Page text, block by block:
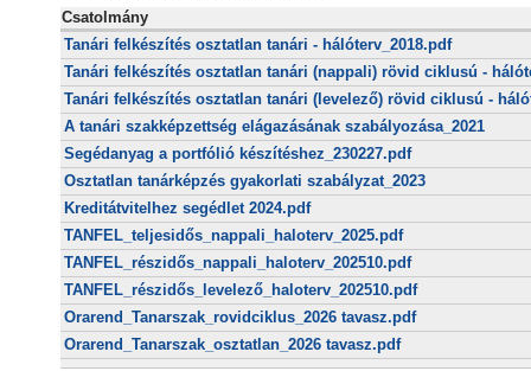
Csatolmány
Tanári felkészítés osztatlan tanári - hálóterv_2018.pdf
Tanári felkészítés osztatlan tanári (nappali) rövid ciklusú -
Tanári felkészítés osztatlan tanári (levelező) rövid ciklusú -
A tanári szakképzettség elágazásának szabályozása_2021
Segédanyag a portfólió készítéshez_230227.pdf
Osztatlan tanárképzés gyakorlati szabályzat_2023
Kreditátvitelhez segédlet 2024.pdf
TANFEL_teljesidős_nappali_haloterv_2025.pdf
TANFEL_részidős_nappali_haloterv_202510.pdf
TANFEL_részidős_levelező_haloterv_202510.pdf
Orarend_Tanarszak_rovidciklus_2026 tavasz.pdf
Orarend_Tanarszak_osztatlan_2026 tavasz.pdf